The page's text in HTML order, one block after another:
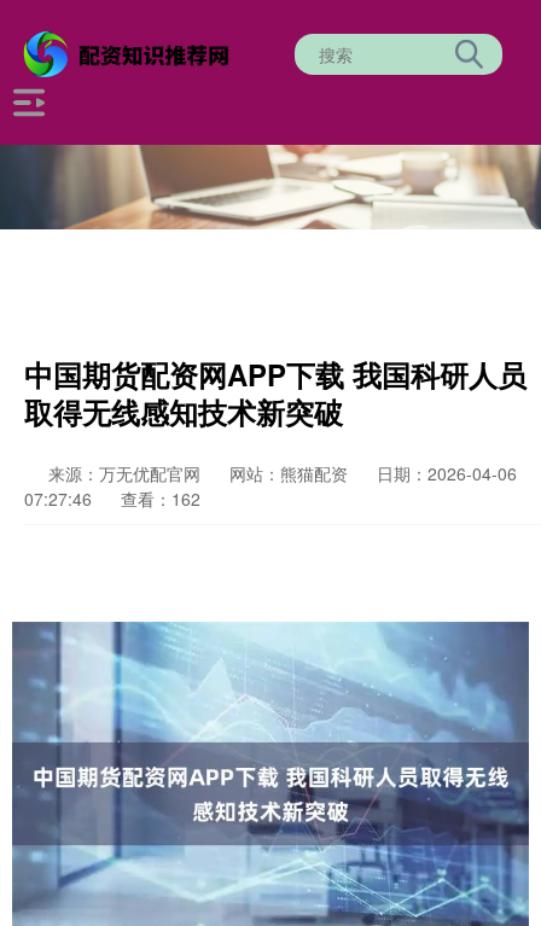
中国期货配资网APP下载 我国科研人员
取得无线感知技术新突破
来源：万无优配官网 网站：熊猫配资
日期：2026-04-06
07:27:46
查看：162